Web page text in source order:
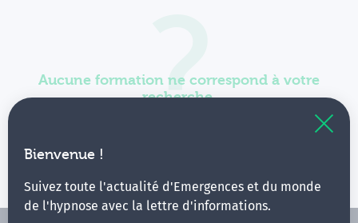
Bienvenue !
Suivez toute l'actualité d'Emergences et du monde
de l'hypnose avec la lettre d'informations.
Aucune formation ne correspond à votre
recherche.
Vous pouvez renouveler votre requête en élargissant